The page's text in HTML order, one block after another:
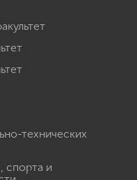
технических
спорта и